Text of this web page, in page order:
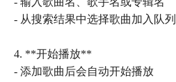
- 从搜索结果中选择歌曲加入队列
4. **开始播放**
- 添加歌曲后会自动开始播放